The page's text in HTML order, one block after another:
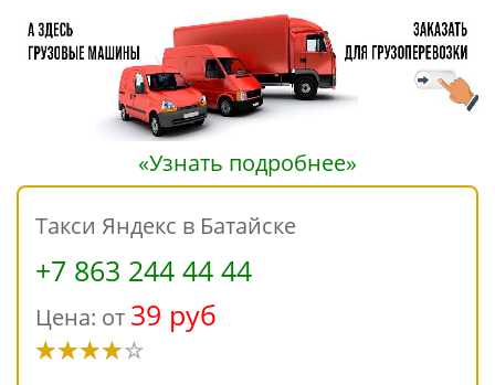
«Узнать подробнее»
Такси Яндекс в Батайске
+7 863 244 44 44
Цена: от 39 руб